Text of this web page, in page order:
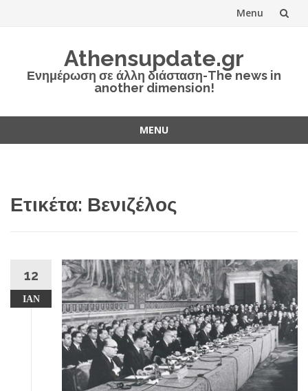
Menu
Athensupdate.gr
Ενημέρωση σε άλλη διάσταση-The news in
another dimension!
MENU
Ετικέτα: Βενιζέλος
12
ΙΑΝ